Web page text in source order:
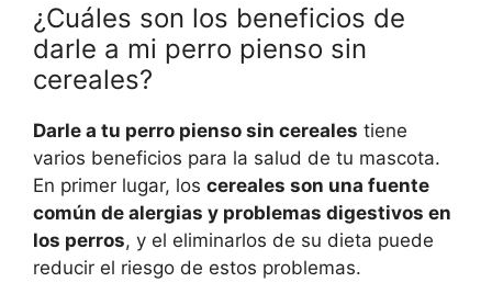
¿Cuáles son los beneficios de
darle a mi perro pienso sin
cereales?
Darle a tu perro pienso sin cereales tiene
varios beneficios para la salud de tu mascota.
En primer lugar, los cereales son una fuente
común de alergias y problemas digestivos en
los perros, y el eliminarlos de su dieta puede
reducir el riesgo de estos problemas.